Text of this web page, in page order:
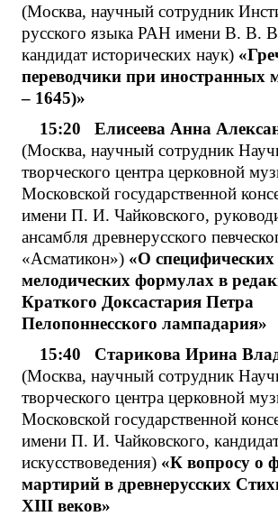
(Москва, научный сотрудник
русского языка РАН имени В. В.
кандидат исторических наук)
переводчики при иностранных
– 1645)»
15:20 Елисеева Анна
(Москва, научный сотрудник
творческого центра церковной
Московской государственной
имени П. И. Чайковского,
ансамбля древнерусского
«Асматикон») «О специфических
мелодических формулах в
Краткого Доксастария Петра
Пелопоннесского лампадария»
15:40 Старикова Ирина
(Москва, научный сотрудник
творческого центра церковной
Московской государственной
имени П. И. Чайковского,
искусствоведения) «К вопросу о
мартирий в древнерусских
ΧΙΙΙ веков»